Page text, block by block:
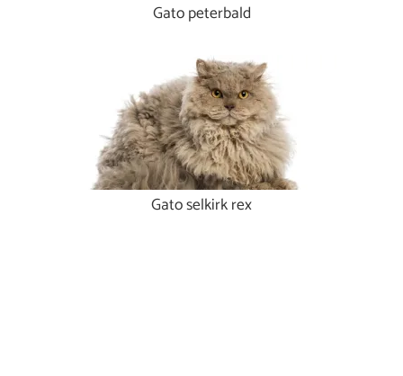
Gato peterbald
Gato selkirk rex